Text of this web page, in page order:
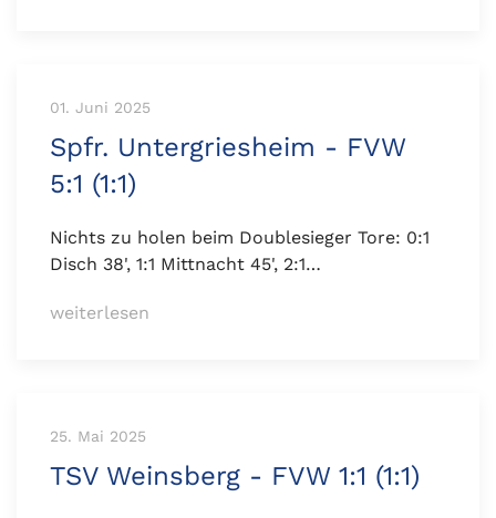
01. Juni 2025
Spfr. Untergriesheim - FVW
5:1 (1:1)
Nichts zu holen beim Doublesieger Tore: 0:1
Disch 38', 1:1 Mittnacht 45', 2:1…
weiterlesen
25. Mai 2025
TSV Weinsberg - FVW 1:1 (1:1)